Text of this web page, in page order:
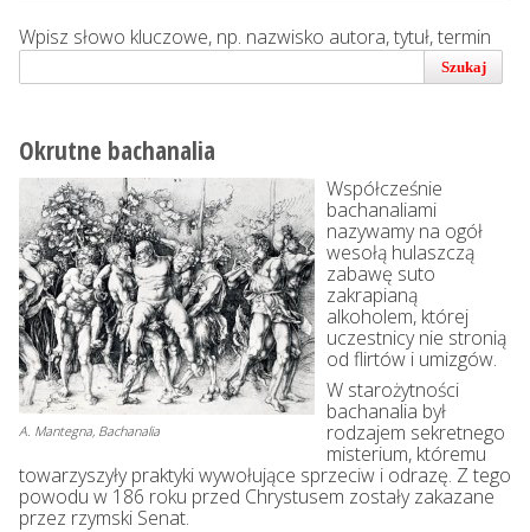
Wpisz słowo kluczowe, np. nazwisko autora, tytuł, termin
Szukaj
Okrutne bachanalia
A. Mantegna, Bachanalia
Współcześnie
bachanaliami
nazywamy na ogół
wesołą hulaszczą
zabawę suto
zakrapianą
alkoholem, której
uczestnicy nie stronią
od flirtów i umizgów.
W starożytności
bachanalia był
rodzajem sekretnego
misterium, któremu
towarzyszyły praktyki wywołujące sprzeciw i odrazę. Z tego
powodu w 186 roku przed Chrystusem zostały zakazane
przez rzymski Senat.